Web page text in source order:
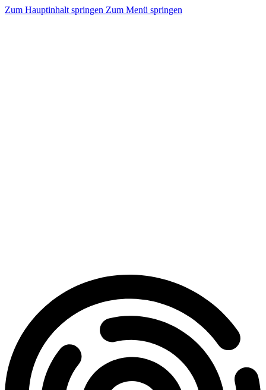
Zum Hauptinhalt springen Zum Menü springen